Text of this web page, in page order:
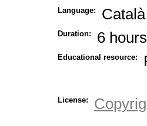
Language: Català
Duration: 6 hours
Educational resource:
License: